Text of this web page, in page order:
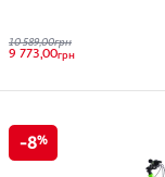
10 589,00грн
9 773,00грн
8